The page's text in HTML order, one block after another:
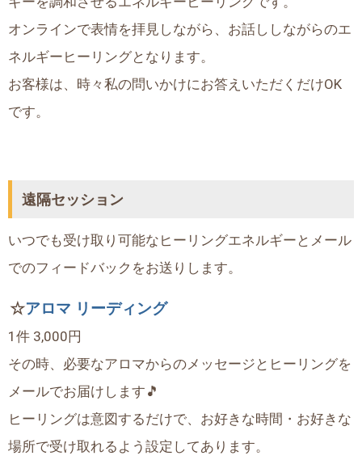
オンラインで表情を拝見しながら、お話ししながらのエ
ネルギーヒーリングとなります。
お客様は、時々私の問いかけにお答えいただくだけOK
です。
遠隔セッション
いつでも受け取り可能なヒーリングエネルギーとメール
でのフィードバックをお送りします。
☆アロマ リーディング
1件 3,000円
その時、必要なアロマからのメッセージとヒーリングを
メールでお届けします🎵
ヒーリングは意図するだけで、お好きな時間・お好きな
場所で受け取れるよう設定してあります。